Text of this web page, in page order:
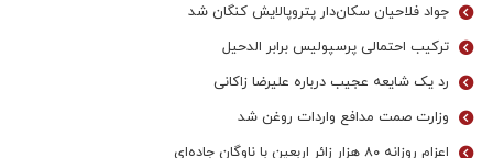
جواد فلاحیان سکان‌دار پتروپالایش کنگان شد
ترکیب احتمالی پرسپولیس برابر الدحیل
رد یک شایعه عجیب درباره علیرضا زاکانی
وزارت صمت مدافع واردات روغن شد
اعزام روزانه ۸۰ هزار زائر اربعین با ناوگان جاده‌ای